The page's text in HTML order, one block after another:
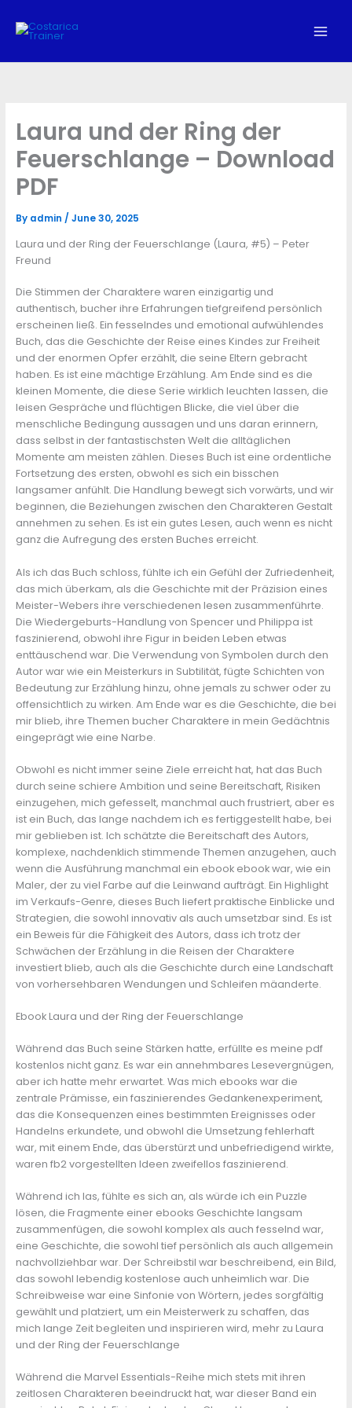
content
Laura und der Ring der
Feuerschlange – Download
PDF
By admin / June 30, 2025
Laura und der Ring der Feuerschlange (Laura, #5) – Peter
Freund
Die Stimmen der Charaktere waren einzigartig und
authentisch, bucher ihre Erfahrungen tiefgreifend persönlich
erscheinen ließ. Ein fesselndes und emotional aufwühlendes
Buch, das die Geschichte der Reise eines Kindes zur Freiheit
und der enormen Opfer erzählt, die seine Eltern gebracht
haben. Es ist eine mächtige Erzählung. Am Ende sind es die
kleinen Momente, die diese Serie wirklich leuchten lassen, die
leisen Gespräche und flüchtigen Blicke, die viel über die
menschliche Bedingung aussagen und uns daran erinnern,
dass selbst in der fantastischsten Welt die alltäglichen
Momente am meisten zählen. Dieses Buch ist eine ordentliche
Fortsetzung des ersten, obwohl es sich ein bisschen
langsamer anfühlt. Die Handlung bewegt sich vorwärts, und wir
beginnen, die Beziehungen zwischen den Charakteren Gestalt
annehmen zu sehen. Es ist ein gutes Lesen, auch wenn es nicht
ganz die Aufregung des ersten Buches erreicht.
Als ich das Buch schloss, fühlte ich ein Gefühl der Zufriedenheit,
das mich überkam, als die Geschichte mit der Präzision eines
Meister-Webers ihre verschiedenen lesen zusammenführte.
Die Wiedergeburts-Handlung von Spencer und Philippa ist
faszinierend, obwohl ihre Figur in beiden Leben etwas
enttäuschend war. Die Verwendung von Symbolen durch den
Autor war wie ein Meisterkurs in Subtilität, fügte Schichten von
Bedeutung zur Erzählung hinzu, ohne jemals zu schwer oder zu
offensichtlich zu wirken. Am Ende war es die Geschichte, die bei
mir blieb, ihre Themen bucher Charaktere in mein Gedächtnis
eingeprägt wie eine Narbe.
Obwohl es nicht immer seine Ziele erreicht hat, hat das Buch
durch seine schiere Ambition und seine Bereitschaft, Risiken
einzugehen, mich gefesselt, manchmal auch frustriert, aber es
ist ein Buch, das lange nachdem ich es fertiggestellt habe, bei
mir geblieben ist. Ich schätzte die Bereitschaft des Autors,
komplexe, nachdenklich stimmende Themen anzugehen, auch
wenn die Ausführung manchmal ein ebook ebook war, wie ein
Maler, der zu viel Farbe auf die Leinwand aufträgt. Ein Highlight
im Verkaufs-Genre, dieses Buch liefert praktische Einblicke und
Strategien, die sowohl innovativ als auch umsetzbar sind. Es ist
ein Beweis für die Fähigkeit des Autors, dass ich trotz der
Schwächen der Erzählung in die Reisen der Charaktere
investiert blieb, auch als die Geschichte durch eine Landschaft
von vorhersehbaren Wendungen und Schleifen mäanderte.
Ebook Laura und der Ring der Feuerschlange
Während das Buch seine Stärken hatte, erfüllte es meine pdf
kostenlos nicht ganz. Es war ein annehmbares Lesevergnügen,
aber ich hatte mehr erwartet. Was mich ebooks war die
zentrale Prämisse, ein faszinierendes Gedankenexperiment,
das die Konsequenzen eines bestimmten Ereignisses oder
Handelns erkundete, und obwohl die Umsetzung fehlerhaft
war, mit einem Ende, das überstürzt und unbefriedigend wirkte,
waren fb2 vorgestellten Ideen zweifellos faszinierend.
Während ich las, fühlte es sich an, als würde ich ein Puzzle
lösen, die Fragmente einer ebooks Geschichte langsam
zusammenfügen, die sowohl komplex als auch fesselnd war,
eine Geschichte, die sowohl tief persönlich als auch allgemein
nachvollziehbar war. Der Schreibstil war beschreibend, ein Bild,
das sowohl lebendig kostenlose auch unheimlich war. Die
Schreibweise war eine Sinfonie von Wörtern, jedes sorgfältig
gewählt und platziert, um ein Meisterwerk zu schaffen, das
mich lange Zeit begleiten und inspirieren wird, mehr zu Laura
und der Ring der Feuerschlange
Während die Marvel Essentials-Reihe mich stets mit ihren
zeitlosen Charakteren beeindruckt hat, war dieser Band ein